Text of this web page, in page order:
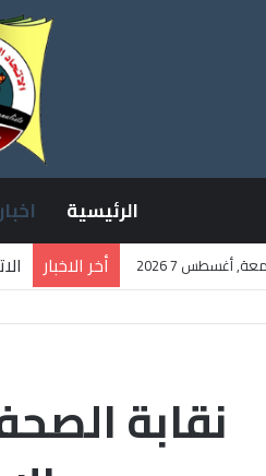
الرئيسية
أغسطس 7 2026 أخر الاخبار
نقابة